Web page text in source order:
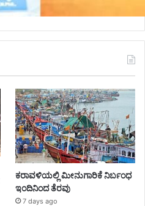
ಕರಾವಳಿಯಲ್ಲಿ ಮೀನುಗಾರಿಕೆ ನಿರ್ಬಂಧ
ಇಂದಿನಿಂದ ತೆರವು
7 days ago